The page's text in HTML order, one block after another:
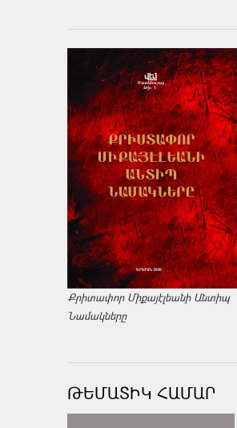
Քրիտափոր Միքայէլեանի Անտիպ
Նամակները
ԹԵՄԱՏԻԿ ՀԱՄԱՐ